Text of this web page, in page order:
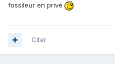
fossileur en privé
Citer